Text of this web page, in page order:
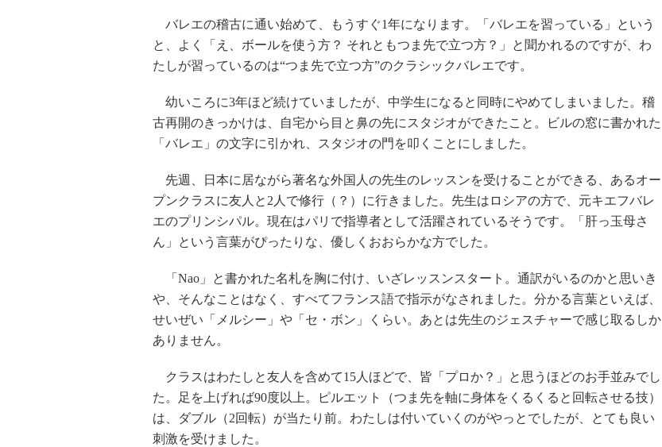
バレエの稽古に通い始めて、もうすぐ1年になります。「バレエを習っている」という
と、よく「え、ボールを使う方？ それともつま先で立つ方？」と聞かれるのですが、わ
たしが習っているのは“つま先で立つ方”のクラシックバレエです。
幼いころに3年ほど続けていましたが、中学生になると同時にやめてしまいました。稽
古再開のきっかけは、自宅から目と鼻の先にスタジオができたこと。ビルの窓に書かれた
「バレエ」の文字に引かれ、スタジオの門を叩くことにしました。
先週、日本に居ながら著名な外国人の先生のレッスンを受けることができる、あるオー
プンクラスに友人と2人で修行（？）に行きました。先生はロシアの方で、元キエフバレ
エのプリンシパル。現在はパリで指導者として活躍されているそうです。「肝っ玉母さ
ん」という言葉がぴったりな、優しくおおらかな方でした。
「Nao」と書かれた名札を胸に付け、いざレッスンスタート。通訳がいるのかと思いき
や、そんなことはなく、すべてフランス語で指示がなされました。分かる言葉といえば、
せいぜい「メルシー」や「セ・ボン」くらい。あとは先生のジェスチャーで感じ取るしか
ありません。
クラスはわたしと友人を含めて15人ほどで、皆「プロか？」と思うほどのお手並みでし
た。足を上げれば90度以上。ピルエット（つま先を軸に身体をくるくると回転させる技）
は、ダブル（2回転）が当たり前。わたしは付いていくのがやっとでしたが、とても良い
刺激を受けました。